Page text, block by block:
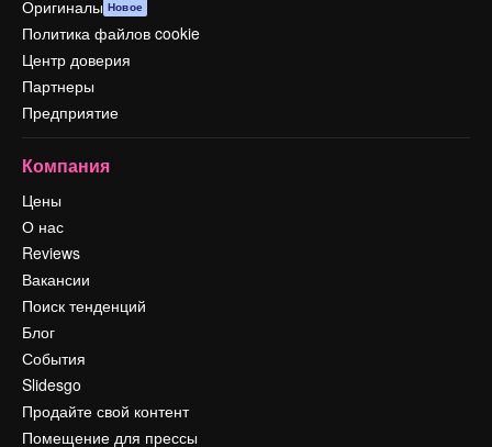
Оригиналы Новое
Политика файлов cookie
Центр доверия
Партнеры
Предприятие
Компания
Цены
О нас
Reviews
Вакансии
Поиск тенденций
Блог
События
Slidesgo
Продайте свой контент
Помещение для прессы